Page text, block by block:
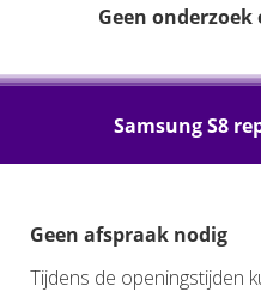
Geen
Samsung S8
Geen afspraak nodig
Tijdens de openingstijden